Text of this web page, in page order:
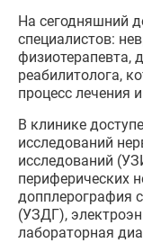
На сегодняшний
специалистов:
физиотерапевта,
реабилитолога,
процесс лечения
В клинике
исследований
исследований
периферических
допплерография
(УЗДГ),
лабораторная